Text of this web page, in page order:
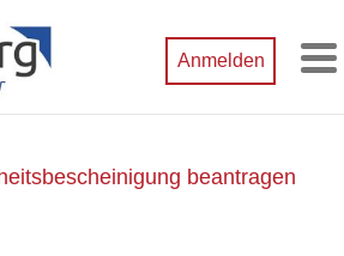
Anmelden
beantragen